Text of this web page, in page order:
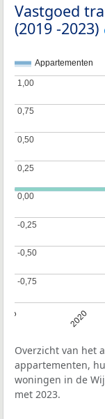
Vastgoed
(2019 -2023)
Appartementen
2020
-0,75
-0,75
-0,50
-0,50
-0,25
-0,25
0,00
0,00
0,25
0,25
0,50
0,50
0,75
0,75
1,00
1,00
Overzicht van het
appartementen,
woningen in de
met 2023.